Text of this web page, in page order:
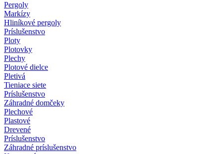
Pergoly
Markízy
Hliníkové pergoly
Príslušenstvo
Ploty
Plotovky
Plechy
Plotové dielce
Pletivá
Tieniace siete
Príslušenstvo
Záhradné domčeky
Plechové
Plastové
Drevené
Príslušenstvo
Záhradné príslušenstvo